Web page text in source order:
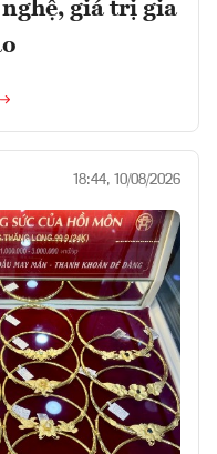
giá trị gia
18:44, 10/08/2026